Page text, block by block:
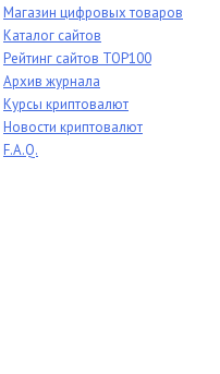
Магазин цифровых товаров
Каталог сайтов
Рейтинг сайтов TOP100
Архив журнала
Курсы криптовалют
Новости криптовалют
F.A.Q.